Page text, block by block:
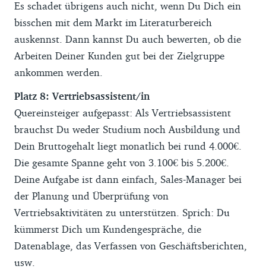
Es schadet übrigens auch nicht, wenn Du Dich ein
bisschen mit dem Markt im Literaturbereich
auskennst. Dann kannst Du auch bewerten, ob die
Arbeiten Deiner Kunden gut bei der Zielgruppe
ankommen werden.
Platz 8: Vertriebsassistent/in
Quereinsteiger aufgepasst: Als Vertriebsassistent
brauchst Du weder Studium noch Ausbildung und
Dein Bruttogehalt liegt monatlich bei rund 4.000€.
Die gesamte Spanne geht von 3.100€ bis 5.200€.
Deine Aufgabe ist dann einfach, Sales-Manager bei
der Planung und Überprüfung von
Vertriebsaktivitäten zu unterstützen. Sprich: Du
kümmerst Dich um Kundengespräche, die
Datenablage, das Verfassen von Geschäftsberichten,
usw.